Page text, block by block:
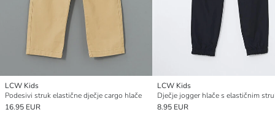
LCW Kids
Podesivi struk elastične dječje cargo hlače
16.95 EUR
LCW Kids
Dječje jogger hlače s elastičnim
8.95 EUR